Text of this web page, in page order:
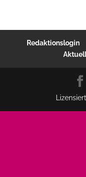
Redaktionslogin